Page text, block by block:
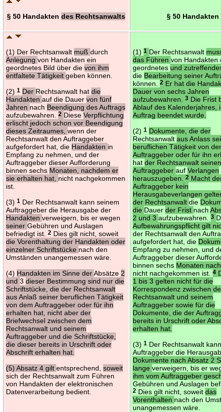
§ 50 Handaktendes Rechtsanwalts § 50 Handakten
(1) Der Rechtsanwalt mußdurch
Anlegungvon Handakten ein
geordnetes Bild über dievon ihm
entfaltete Tätigkeitgeben können.
(2)1 Der Rechtsanwalt hatdie
Handaktenauf die Dauervon fünf
Jahren nach Beendigung des Auftrags
aufzubewahren.2 DieseVerpflichtung
erlischt jedoch schon vor Beendigung
dieses Zeitraumes,wenn der
Rechtsanwalt den Auftraggeber
aufgefordert hat, die Handakten in
Empfang zu nehmen, und der
Auftraggeber dieser Aufforderung
binnen sechs Monaten, nachdem er
sie erhalten hat, nicht nachgekommen
ist.
(3)1 Der Rechtsanwalt kann seinem
Auftraggeber die Herausgabe der
Handaktenverweigern, bis er wegen
seinerGebühren und Auslagen
befriedigt ist.2 Dies gilt nicht, soweit
die Vorenthaltung der Handakten oder
einzelner Schriftstücke nach den
Umständen unangemessen wäre.
(4) Handakten im Sinne derAbsätze 2
und3dieser Bestimmung sind nur die
Schriftstücke, die der Rechtsanwalt
aus Anlaß seiner beruflichen Tätigkeit
von dem Auftraggeber oder für ihn
erhalten hat, nicht aber der
Briefwechsel zwischen dem
Rechtsanwalt und seinem
Auftraggeber und die Schriftstücke,
die dieser bereits in Urschrift oder
Abschrift erhalten hat.
(5) Absatz 4 giltentsprechend,soweit
sich der Rechtsanwalt zum Führen
von Handakten der elektronischen
Datenverarbeitung bedient.
(1)1 Der Rechtsanwalt
das Führenvon Handakten
geordnetes und
die Bearbeitung seiner
können.2 Er hat die
Dauer von sechs Jahren
aufzubewahren.3 Die Frist
Ablauf des Kalenderjahres,
Auftrag beendet wurde.
(2)1 Dokumente, die der
Rechtsanwaltaus Anlass
beruflichen Tätigkeit von
Auftraggeber oder für ihn
hatder Rechtsanwalt
AuftraggeberaufVerlangen
herauszugeben.2 Macht
Auftraggeber kein
Herausgabeverlangen
der Rechtsanwaltdie
die Dauerder Frist nach
2 und 3aufzubewahren.3
Aufbewahrungspflicht gilt
der Rechtsanwalt den
aufgefordert hat, die
Empfang zu nehmen, und
Auftraggeber dieser
binnen sechs Monaten
nicht nachgekommen ist.4
1 bis 3 gelten nicht für die
Korrespondenz zwischen
Rechtsanwalt und seinem
Auftraggeber sowie für die
Dokumente, die der
bereits in Urschrift oder
erhalten hat.
(3)1 Der Rechtsanwalt
Auftraggeber die
Dokumente nach Absatz 2
langeverweigern, bis er
ihm vom Auftraggeber
Gebühren und Auslagen
2 Dies gilt nicht, soweitdas
Vorenthalten nach den
unangemessen wäre.